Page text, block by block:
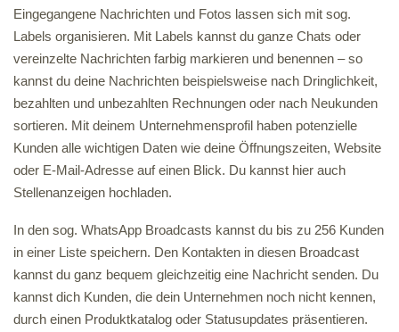
Eingegangene Nachrichten und Fotos lassen sich mit sog.
Labels organisieren. Mit Labels kannst du ganze Chats oder
vereinzelte Nachrichten farbig markieren und benennen – so
kannst du deine Nachrichten beispielsweise nach Dringlichkeit,
bezahlten und unbezahlten Rechnungen oder nach Neukunden
sortieren. Mit deinem Unternehmensprofil haben potenzielle
Kunden alle wichtigen Daten wie deine Öffnungszeiten, Website
oder E-Mail-Adresse auf einen Blick. Du kannst hier auch
Stellenanzeigen hochladen.
In den sog. WhatsApp Broadcasts kannst du bis zu 256 Kunden
in einer Liste speichern. Den Kontakten in diesen Broadcast
kannst du ganz bequem gleichzeitig eine Nachricht senden. Du
kannst dich Kunden, die dein Unternehmen noch nicht kennen,
durch einen Produktkatalog oder Statusupdates präsentieren.